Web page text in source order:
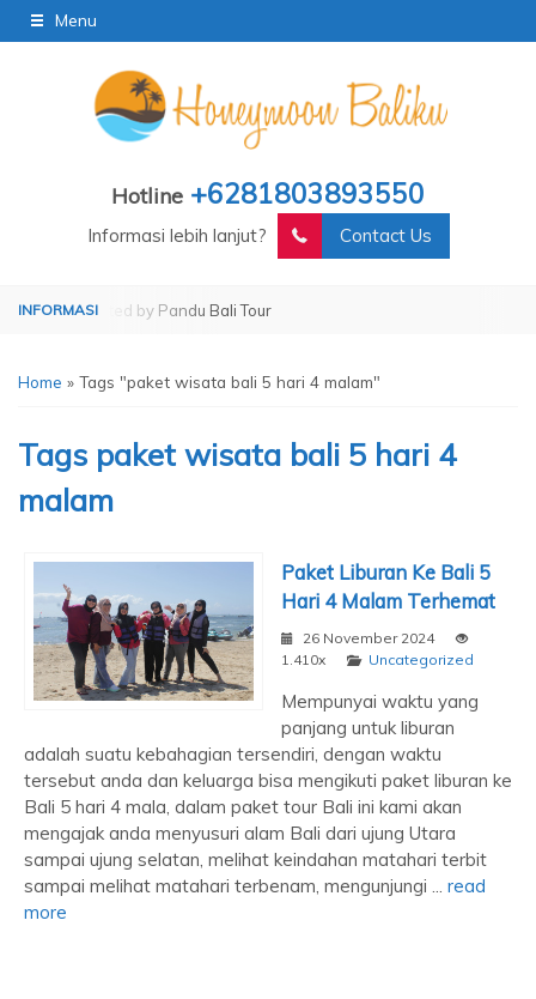
Menu
Hotline +6281803893550
Informasi lebih lanjut? Contact Us
Operated by Pandu Bali Tour
Home » Tags "paket wisata bali 5 hari 4 malam"
Tags paket wisata bali 5 hari 4
malam
Paket Liburan Ke Bali 5
Hari 4 Malam Terhemat
26 November 2024
1.410x
Uncategorized
Mempunyai waktu yang
panjang untuk liburan
adalah suatu kebahagian tersendiri, dengan waktu
tersebut anda dan keluarga bisa mengikuti paket liburan ke
Bali 5 hari 4 mala, dalam paket tour Bali ini kami akan
mengajak anda menyusuri alam Bali dari ujung Utara
sampai ujung selatan, melihat keindahan matahari terbit
sampai melihat matahari terbenam, mengunjungi ... read
more